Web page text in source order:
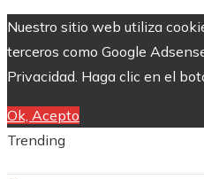
Nuestro sitio web utiliza
terceros como Google
Privacidad. Haga clic en el
Ok, Acepto
Trending